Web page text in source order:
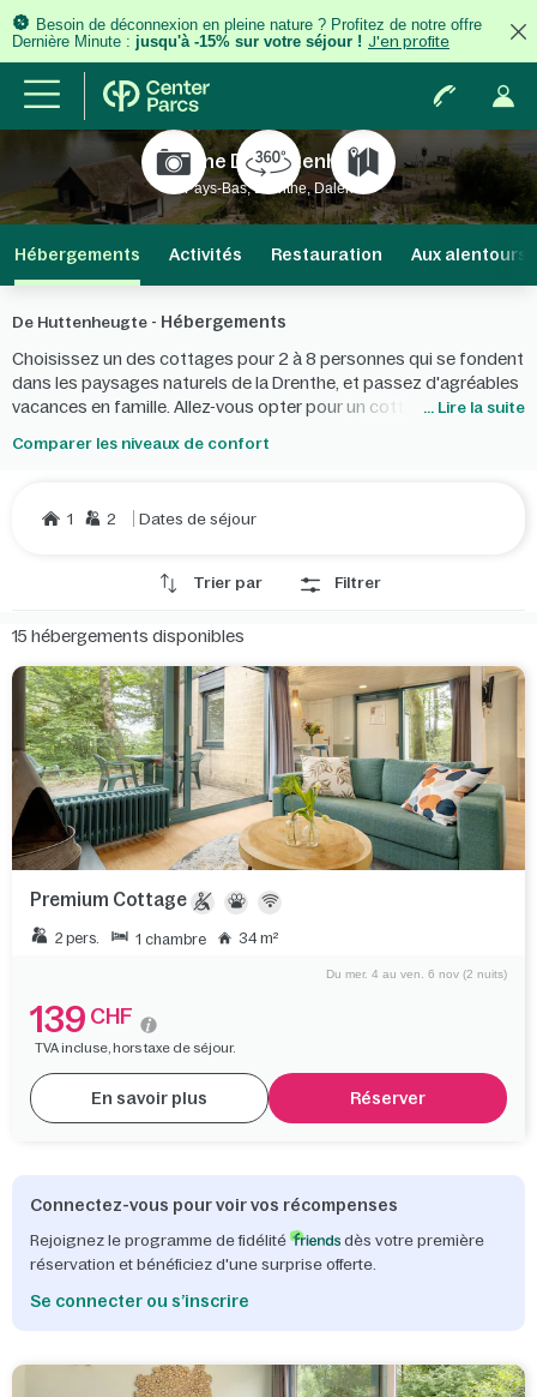
Besoin de déconnexion en pleine nature ? Profitez de notre offre
Dernière Minute : jusqu'à -15% sur votre séjour ! J'en profite
Domaine De Huttenheugte
Pays-Bas, Drenthe, Dalen
Hébergements Activités Restauration Aux alentours
De Huttenheugte - Hébergements
Choisissez un des cottages pour 2 à 8 personnes qui se fondent
dans les paysages naturels de la Drenthe, et passez d'agréables
vacances en famille. Allez-vous opter pour un cottage Comfort,
petits plats dans les grands pour votre famille avec le cottage
... Lire la suite
Comparer les niveaux de confort
1 2 Dates de séjour
Trier par Filtrer
15 hébergements disponibles
Premium Cottage
2 pers. 1 chambre 34 m²
Du mer. 4 au ven. 6 nov (2 nuits)
139 CHF
TVA incluse, hors taxe de séjour.
En savoir plus Réserver
Connectez-vous pour voir vos récompenses
Rejoignez le programme de fidélité
dès votre première
réservation et bénéficiez d'une surprise offerte.
Se connecter ou s’inscrire